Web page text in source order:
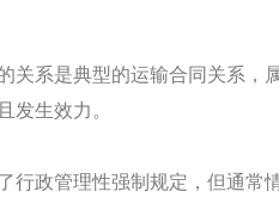
关系是典型的运输合同关系，
发生效力。
行政管理性强制规定，但通